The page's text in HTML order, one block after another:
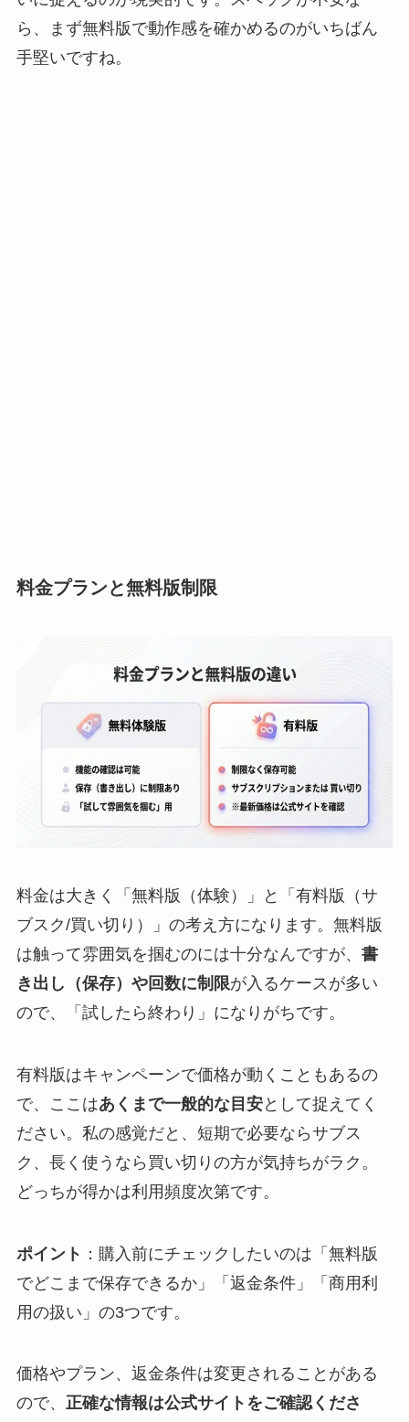
ら、まず無料版で動作感を確かめるのがいちばん
手堅いですね。
料金プランと無料版制限
料金は大きく「無料版（体験）」と「有料版（サ
ブスク/買い切り）」の考え方になります。無料版
は触って雰囲気を掴むのには十分なんですが、 書
き出し（保存）や回数に制限が入るケースが多い
ので、「試したら終わり」になりがちです。
有料版はキャンペーンで価格が動くこともあるの
で、ここはあくまで一般的な目安として捉えてく
ださい。私の感覚だと、短期で必要ならサブス
ク、長く使うなら買い切りの方が気持ちがラク。
どっちが得かは利用頻度次第です。
ポイント ：購入前にチェックしたいのは「無料版
でどこまで保存できるか」「返金条件」「商用利
用の扱い」の3つです。
価格やプラン、返金条件は変更されることがある
ので、 正確な情報は公式サイトをご確認くださ